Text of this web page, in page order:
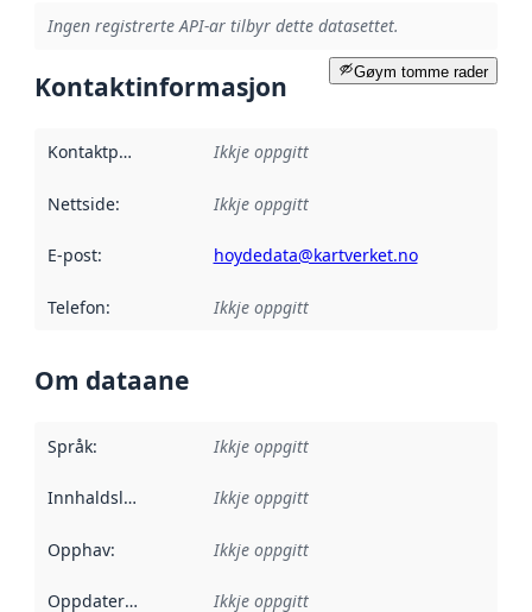
Ingen registrerte API-ar tilbyr dette datasettet.
Gøym tomme rader
Kontaktinformasjon
Kontaktpunkt Ikkje oppgitt
Nettside: Ikkje oppgitt
E-post: hoydedata@kartverket.no
Telefon: Ikkje oppgitt
Om dataane
Språk: Ikkje oppgitt
Innhaldsleverandørar :
Ikkje oppgitt
Opphav: Ikkje oppgitt
Oppdateringsfrekvens :
Ikkje oppgitt